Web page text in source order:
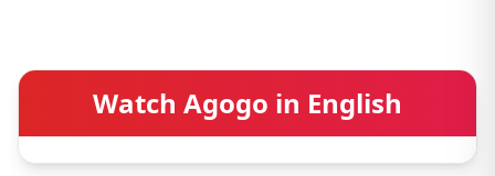
Watch Agogo in English